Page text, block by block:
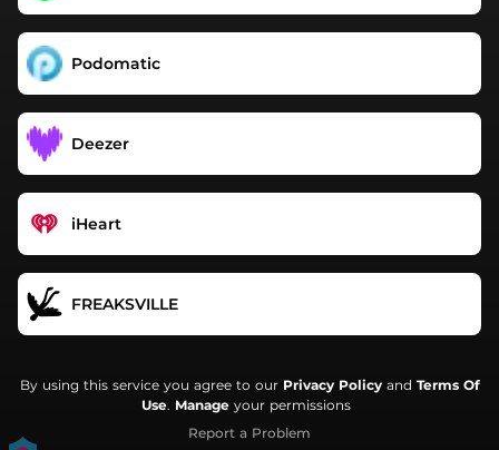
Podomatic
Deezer
iHeart
FREAKSVILLE
By using this service you agree to our Privacy Policyand Terms Of
Use. Manage your permissions
Report a Problem